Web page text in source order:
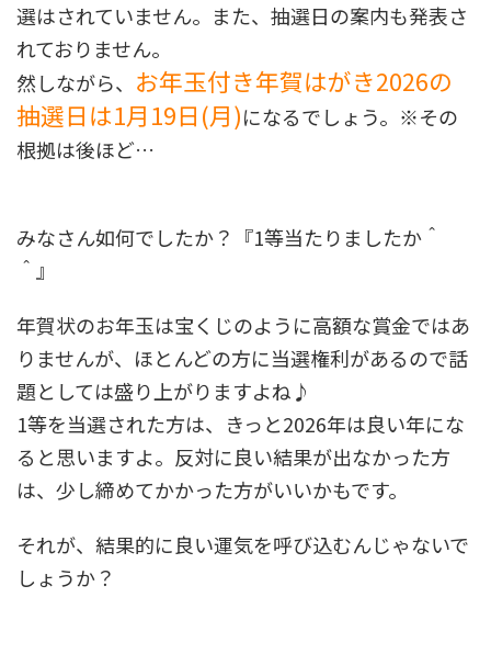
選はされていません。また、抽選日の案内も発表さ
れておりません。
然しながら、 お年玉付き年賀はがき2026の
抽選日は1月19日(月)になるでしょう。※その
根拠は後ほど…
みなさん如何でしたか？『1等当たりましたか＾
＾』
年賀状のお年玉は宝くじのように高額な賞金ではあ
りませんが、ほとんどの方に当選権利があるので話
題としては盛り上がりますよね♪
1等を当選された方は、きっと2026年は良い年にな
ると思いますよ。反対に良い結果が出なかった方
は、少し締めてかかった方がいいかもです。
それが、結果的に良い運気を呼び込むんじゃないで
しょうか？